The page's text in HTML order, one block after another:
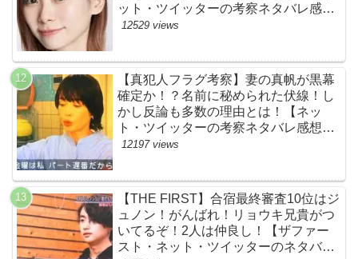
ット・ツイッターの考察ネタバレ感想
評価評判あらすじ原作犯人キャスト黒
12529 views
【真犯人フラグ考察】妻の真帆が黒幕
確定か！？名前に秘められた伏線！し
かし反論も多数の理由とは！【ネッ
ト・ツイッターの考察ネタバレ感想評
価評判あらすじ原作犯人キャスト黒幕
12197 views
【THE FIRST】合宿最終審査10位はジ
ュノン！がんばれ！リョウキ兄貴がつ
いてるぞ！2人は仲良し！【ザファー
スト・ネット・ツイッターのネタバレ